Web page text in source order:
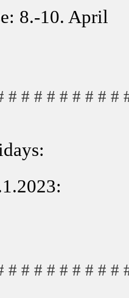
8.-10. April
# # # # # # # # #
# # # # # # # # #